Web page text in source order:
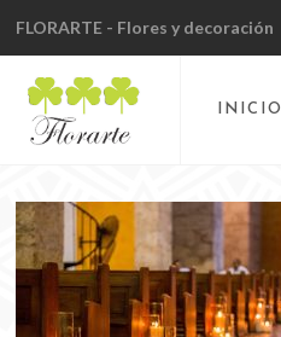
FLORARTE - Flores y decoración
INICIO